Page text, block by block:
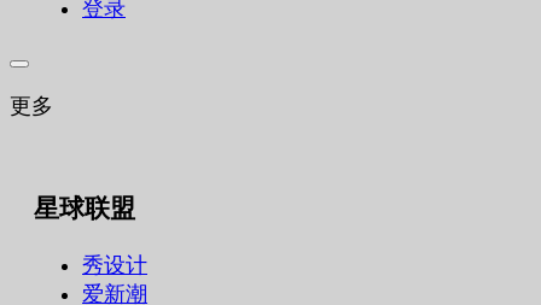
登录
更多
星球联盟
秀设计
爱新潮